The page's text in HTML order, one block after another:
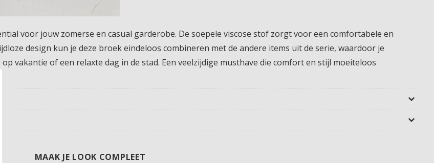
voor jouw zomerse en casual garderobe. De soepele viscose stof zorgt voor een comfortabele en
design kun je deze broek eindeloos combineren met de andere items uit de serie, waardoor je
vakantie of een relaxte dag in de stad. Een veelzijdige musthave die comfort en stijl moeiteloos
MAAK JE LOOK COMPLEET